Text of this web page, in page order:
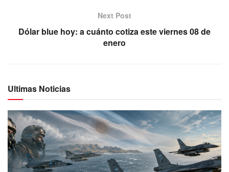
Next Post
Dólar blue hoy: a cuánto cotiza este viernes 08 de
enero
Ultimas Noticias